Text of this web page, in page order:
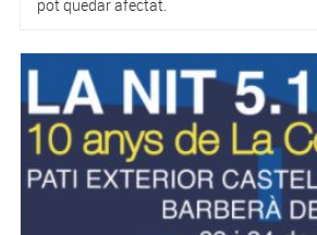
pot quedar afectat.